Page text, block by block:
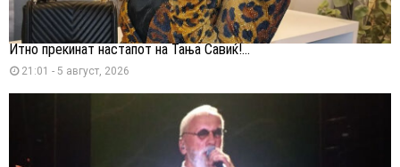
Итно прекинат настапот на Тања Савиќ!...
21:01 - 5 август, 2026